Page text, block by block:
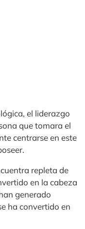
el liderazgo
que tomara el
centrarse en este
repleta de
en la cabeza
generado
ha convertido en